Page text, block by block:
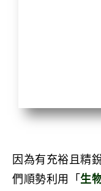
因為有充裕且精
們順勢利用「 生